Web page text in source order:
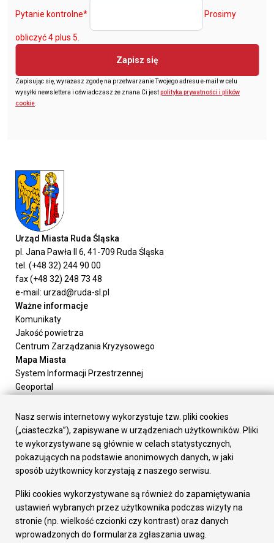
Pytanie kontrolne* Prosimy
obliczyć 4 plus 5.
Zapisz się
Zapisując się, wyrażasz zgodę na przetwarzanie Twojego adresu e-mail w celu
wysyłki newslettera i oświadczasz że znana Ci jestpolityka prywatności i plików
cookie
Urząd Miasta Ruda Śląska
pl. Jana Pawła II 6, 41-709 Ruda Śląska
tel. (+48 32) 244 90 00
fax (+48 32) 248 73 48
e-mail: urzad@ruda-sl.pl
Ważne informacje
Komunikaty
Jakość powietrza
Centrum Zarządzania Kryzysowego
Mapa Miasta
System Informacji Przestrzennej
Geoportal
Załatw sprawę
Prezydent Miasta
Rada Miasta
Wydziały
Elektroniczna Skrzynka Podawcza
Gospodarka
Fundusze europejskie
Środki krajowe
Oferty inwestycyjne
Nasz serwis internetowy wykorzystuje tzw. pliki cookies
(„ciasteczka”), zapisywane w urządzeniach użytkowników. Pliki
te wykorzystywane są głównie w celach statystycznych,
pokazujących na podstawie anonimowych danych, w jaki
sposób użytkownicy korzystają z naszego serwisu.
Pliki cookies wykorzystywane są również do zapamiętywania
ustawień wybranych przez użytkownika podczas wizyty na
stronie (np. wielkość czcionki czy kontrast) oraz danych
wprowadzonych do formularza zgłaszania uwag.